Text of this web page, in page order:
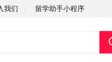
我们
招聘
留学助手小程序